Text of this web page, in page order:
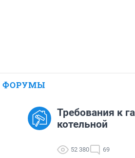
ФОРУМЫ
Требования к
котельной
52 380 69